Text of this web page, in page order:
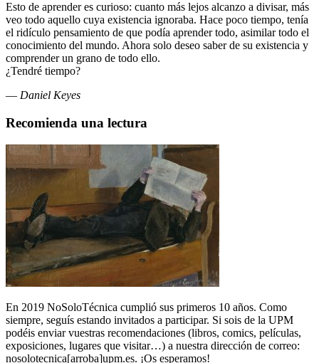
Esto de aprender es curioso: cuanto más lejos alcanzo a divisar, más
veo todo aquello cuya existencia ignoraba. Hace poco tiempo, tenía
el ridículo pensamiento de que podía aprender todo, asimilar todo el
conocimiento del mundo. Ahora solo deseo saber de su existencia y
comprender un grano de todo ello.
¿Tendré tiempo?
— Daniel Keyes
Recomienda una lectura
En 2019 NoSoloTécnica cumplió sus primeros 10 años. Como
siempre, seguís estando invitados a participar. Si sois de la UPM
podéis enviar vuestras recomendaciones (libros, comics, películas,
exposiciones, lugares que visitar…) a nuestra dirección de correo:
nosolotecnica[arroba]upm.es. ¡Os esperamos!